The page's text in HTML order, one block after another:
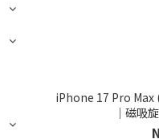
iPhone 17 Pro Max
｜磁吸